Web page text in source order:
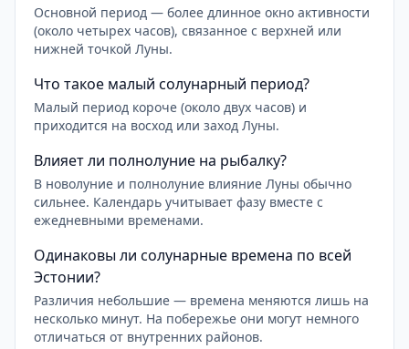
Основной период — более длинное окно активности
(около четырех часов), связанное с верхней или
нижней точкой Луны.
Что такое малый солунарный период?
Малый период короче (около двух часов) и
приходится на восход или заход Луны.
Влияет ли полнолуние на рыбалку?
В новолуние и полнолуние влияние Луны обычно
сильнее. Календарь учитывает фазу вместе с
ежедневными временами.
Одинаковы ли солунарные времена по всей
Эстонии?
Различия небольшие — времена меняются лишь на
несколько минут. На побережье они могут немного
отличаться от внутренних районов.